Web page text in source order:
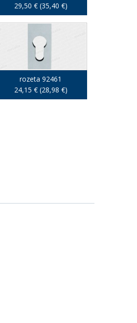
29,50 € (35,40 €)
rozeta 92461
24,15 € (28,98 €)